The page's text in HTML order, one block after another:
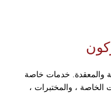
والمعقدة. خدمات خاصة
الخاصة ، والمختبرات ،